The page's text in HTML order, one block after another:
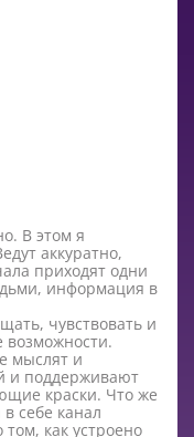
В этом я
аккуратно,
приходят одни
информация в
чувствовать и
мыслят и
и поддерживают
краски. Что же
себе канал
как устроено